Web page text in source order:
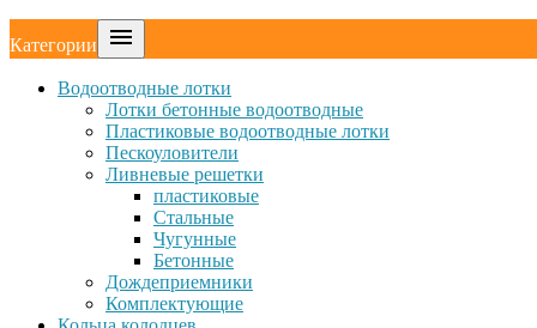
Категории 
Водоотводные лотки
Лотки бетонные водоотводные
Пластиковые водоотводные лотки
Пескоуловители
Ливневые решетки
пластиковые
Стальные
Чугунные
Бетонные
Дождеприемники
Комплектующие